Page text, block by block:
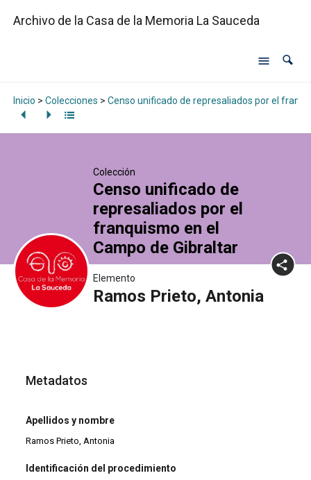
Archivo de la Casa de la Memoria La Sauceda
Inicio > Colecciones > Censo unificado de represaliados por el
Colección
Censo unificado de
represaliados por el
franquismo en el
Campo de Gibraltar
Elemento
Ramos Prieto, Antonia
Metadatos
Apellidos y nombre
Ramos Prieto, Antonia
Identificación del procedimiento